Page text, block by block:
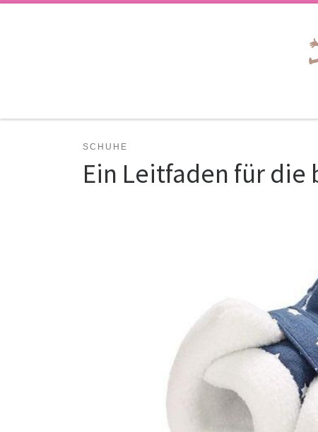
SCHUHE
Ein Leitfaden für die